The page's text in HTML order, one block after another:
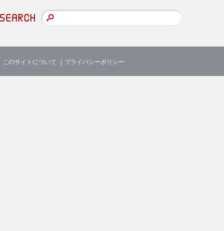
このサイトについて プライバシーポリシー